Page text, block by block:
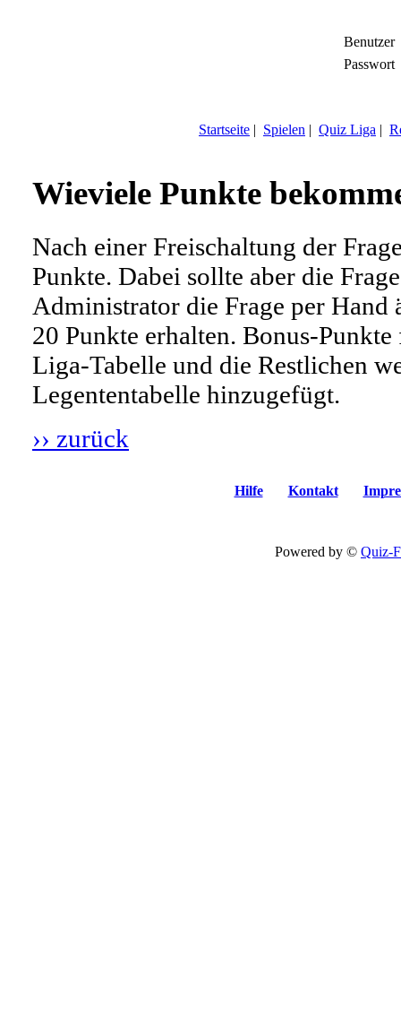
Benutzer
Passwort
Startseite | Spielen | Quiz Liga |
Wieviele Punkte
Nach einer Freischaltung der
Punkte. Dabei sollte aber die
Administrator die Frage per Hand
20 Punkte erhalten. Bonus-
Liga-Tabelle und die Restlichen
Legententabelle hinzugefügt.
›› zurück
Hilfe Kontakt
Powered by © Quiz-